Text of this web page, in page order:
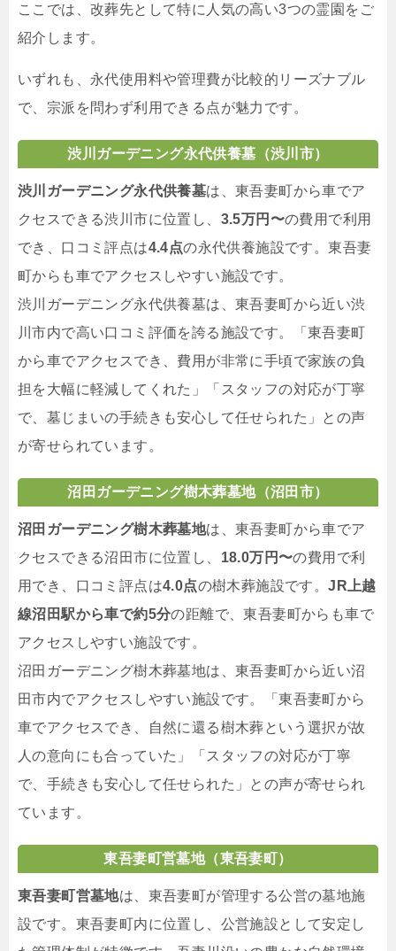
ここでは、改葬先として特に人気の高い3つの霊園をご
紹介します。
いずれも、永代使用料や管理費が比較的リーズナブル
で、宗派を問わず利用できる点が魅力です。
渋川ガーデニング永代供養墓（渋川市）
渋川ガーデニング永代供養墓は、東吾妻町から車でア
クセスできる渋川市に位置し、 3.5万円〜の費用で利用
でき、口コミ評点は4.4点の永代供養施設です。東吾妻
町からも車でアクセスしやすい施設です。
渋川ガーデニング永代供養墓は、東吾妻町から近い渋
川市内で高い口コミ評価を誇る施設です。「東吾妻町
から車でアクセスでき、費用が非常に手頃で家族の負
担を大幅に軽減してくれた」「スタッフの対応が丁寧
で、墓じまいの手続きも安心して任せられた」との声
が寄せられています。
沼田ガーデニング樹木葬墓地（沼田市）
沼田ガーデニング樹木葬墓地は、東吾妻町から車でア
クセスできる沼田市に位置し、 18.0万円〜の費用で利
用でき、口コミ評点は4.0点の樹木葬施設です。JR上越
線沼田駅から車で約5分の距離で、東吾妻町からも車で
アクセスしやすい施設です。
沼田ガーデニング樹木葬墓地は、東吾妻町から近い沼
田市内でアクセスしやすい施設です。「東吾妻町から
車でアクセスでき、自然に還る樹木葬という選択が故
人の意向にも合っていた」「スタッフの対応が丁寧
で、手続きも安心して任せられた」との声が寄せられ
ています。
東吾妻町営墓地（東吾妻町）
東吾妻町営墓地は、東吾妻町が管理する公営の墓地施
設です。東吾妻町内に位置し、公営施設として安定し